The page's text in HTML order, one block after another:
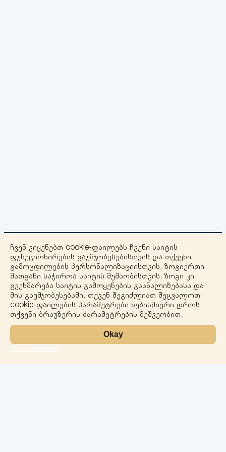
+
−
ჩვენ ვიყენებთ cookie-ფაილებს ჩვენი საიტის
ფუნქციონირების გაუმჯობესებისთვის და თქვენი
გამოცდილების პერსონალიზაციისთვის. ზოგიერთი
მათგანი საჭიროა საიტის მუშაობისთვის, ზოგი კი
გვეხმარება საიტის გამოყენების გაანალიზებასა და
მის გაუმჯობესებაში. თქვენ შეგიძლიათ შეცვალოთ
cookie-ფაილების პარამეტრები ნებისმიერი დროს
თქვენი ბრაუზერის პარამეტრების მეშვეობით.
Okay
More information